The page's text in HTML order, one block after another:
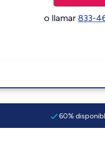
o llamar833-
60%